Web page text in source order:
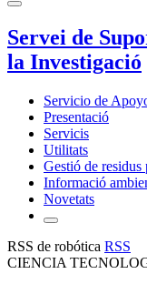
Servei de
la Investigació
Servicio de
Presentació
Servicis
Utilitats
Gestió de residus
Informació
Novetats
RSS de robótica RSS
CIENCIA